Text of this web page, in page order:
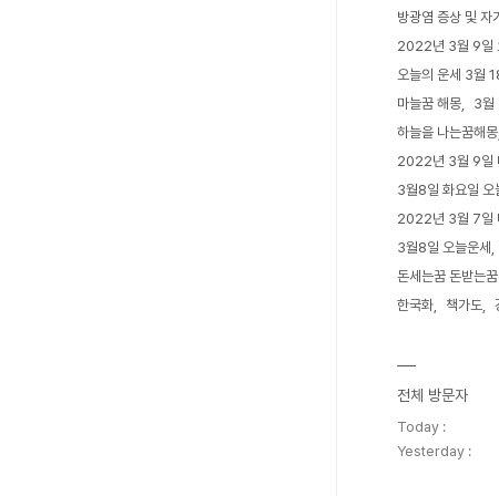
방광염 증상 및 자
2022년 3월 9일
오늘의 운세 3월
마늘꿈 해몽
3월
하늘을 나는꿈해몽
2022년 3월 9일
3월8일 화요일 오
2022년 3월 7일
3월8일 오늘운세
돈세는꿈 돈받는
한국화
책가도
전체 방문자
Today :
Yesterday :